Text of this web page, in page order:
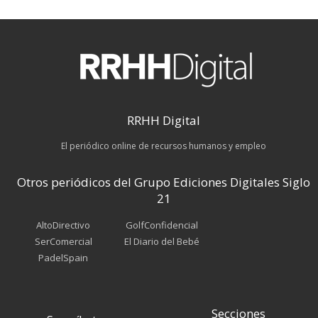
RRHH Digital
El periódico online de recursos humanos y empleo
Otros periódicos del Grupo Ediciones Digitales Siglo
21
AltoDirectivo
SerComercial
PadelSpain
GolfConfidencial
El Diario del Bebé
Secciones